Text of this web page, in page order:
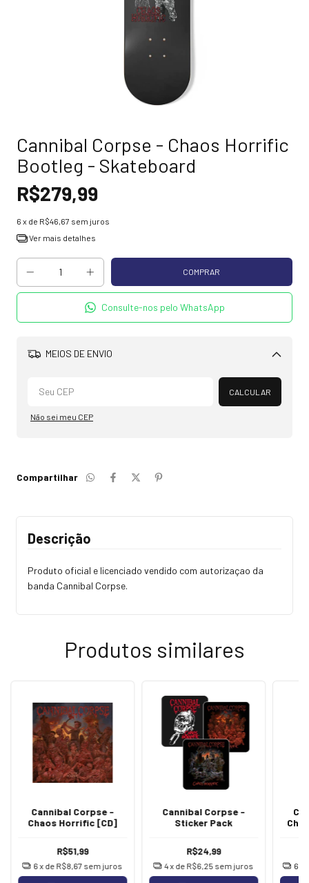
Cannibal Corpse - Chaos Horrific
Bootleg - Skateboard
R$279,99
6 x de R$46,67 sem juros
Ver mais detalhes
Consulte-nos pelo WhatsApp
MEIOS DE ENVIO
Alterar CEP
CALCULAR
Não sei meu CEP
Compartilhar
Descrição
Produto oficial e licenciado vendido com autorizaçao da
banda Cannibal Corpse.
Produtos similares
Cannibal Corpse -
Chaos Horrific [CD]
R$51,99
6x de R$8,67 sem juros
Cannibal Corpse -
Sticker Pack
R$24,99
4x de R$6,25 sem juros 6